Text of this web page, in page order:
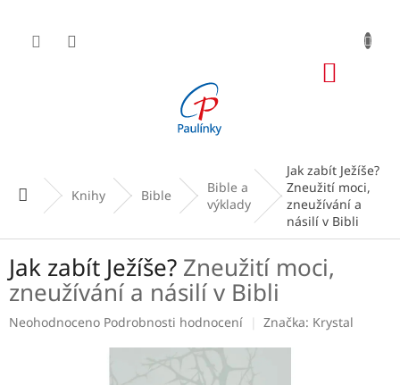
obsah
Domů Knihy Bible
Bible a
výklady
Jak zabít Ježíše?
Zneužití moci,
zneužívání a
násilí v Bibli
Jak zabít Ježíše? Zneužití moci,
zneužívání a násilí v Bibli
Průměrné
Neohodnoceno Podrobnosti hodnocení Značka: Krystal